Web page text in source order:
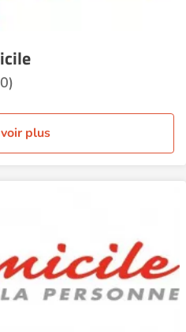
plus